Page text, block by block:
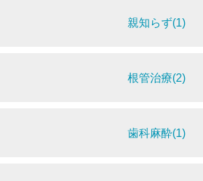
親知らず(1)
根管治療(2)
歯科麻酔(1)